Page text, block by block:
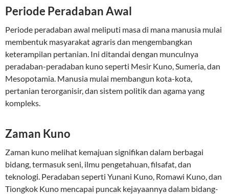
Periode Peradaban Awal
Periode peradaban awal meliputi masa di mana manusia mulai
membentuk masyarakat agraris dan mengembangkan
keterampilan pertanian. Ini ditandai dengan munculnya
peradaban-peradaban kuno seperti Mesir Kuno, Sumeria, dan
Mesopotamia. Manusia mulai membangun kota-kota,
pertanian terorganisir, dan sistem politik dan agama yang
kompleks.
Zaman Kuno
Zaman kuno melihat kemajuan signifikan dalam berbagai
bidang, termasuk seni, ilmu pengetahuan, filsafat, dan
teknologi. Peradaban seperti Yunani Kuno, Romawi Kuno, dan
Tiongkok Kuno mencapai puncak kejayaannya dalam bidang-